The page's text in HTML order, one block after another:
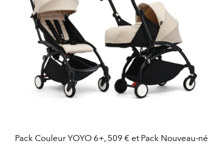
Pack Couleur YOYO 6+, 509 € et Pack Nouveau-né